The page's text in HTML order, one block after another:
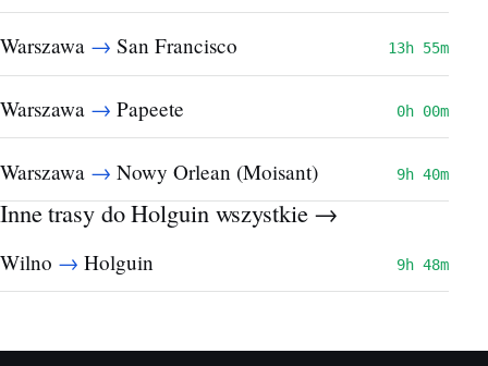
Warszawa → San Francisco 13h 55m
Warszawa → Papeete 0h 00m
Warszawa → Nowy Orlean (Moisant) 9h 40m
Inne trasy do Holguinwszystkie →
Wilno → Holguin 9h 48m